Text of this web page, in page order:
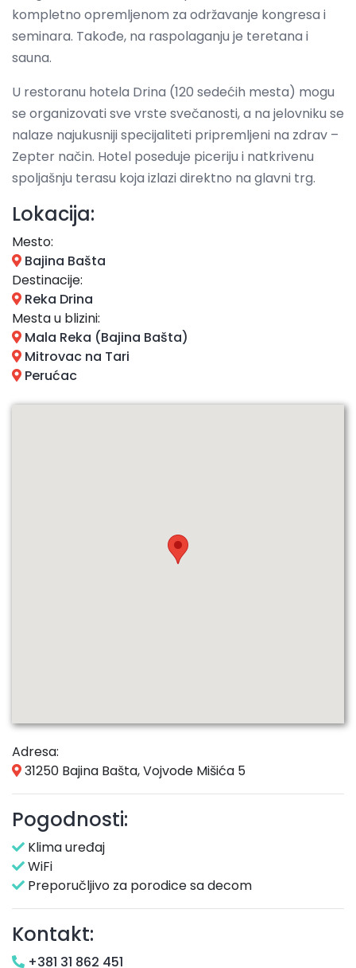
kompletno opremljenom za održavanje kongresa i
seminara. Takođe, na raspolaganju je teretana i
sauna.
U restoranu hotela Drina (120 sedećih mesta) mogu
se organizovati sve vrste svečanosti, a na jelovniku se
nalaze najukusniji specijaliteti pripremljeni na zdrav –
Zepter način. Hotel poseduje piceriju i natkrivenu
spoljašnju terasu koja izlazi direktno na glavni trg.
Lokacija:
Mesto:
Bajina Bašta
Destinacije:
Reka Drina
Mesta u blizini:
Mala Reka (Bajina Bašta)
Mitrovac na Tari
Perućac
Adresa:
31250 Bajina Bašta, Vojvode Mišića 5
Pogodnosti:
Klima uređaj
WiFi
Preporučljivo za porodice sa decom
Kontakt:
+381 31 862 451